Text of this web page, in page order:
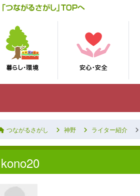
つながるさがし 神野 ライター紹介
kono20